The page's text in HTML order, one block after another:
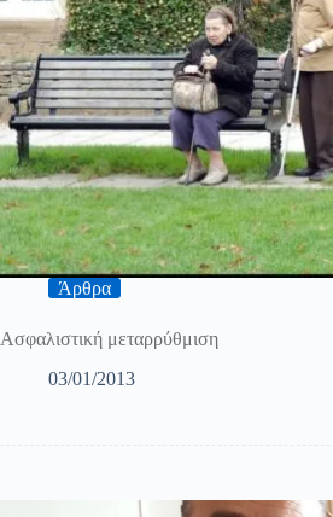
Άρθρα
Ασφαλιστική μεταρρύθμιση
03/01/2013